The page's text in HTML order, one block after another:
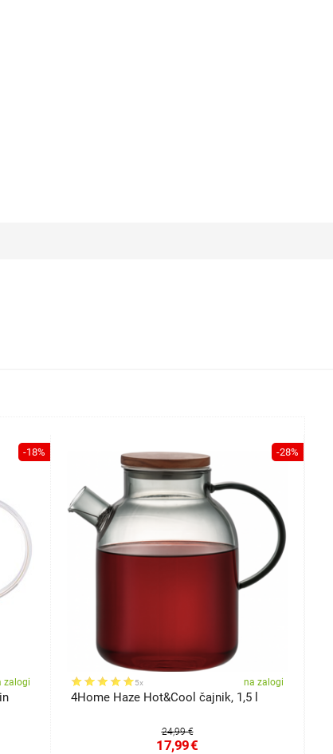
-18%
zalogi
-28%
5x na zalogi
4Home Haze Hot&Cool čajnik, 1,5 l
24,99 €
17,99€